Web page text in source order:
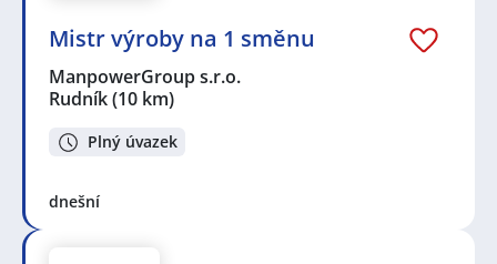
Mistr výroby na 1 směnu
ManpowerGroup s.r.o.
Rudník(10 km)
Plný úvazek
dnešní